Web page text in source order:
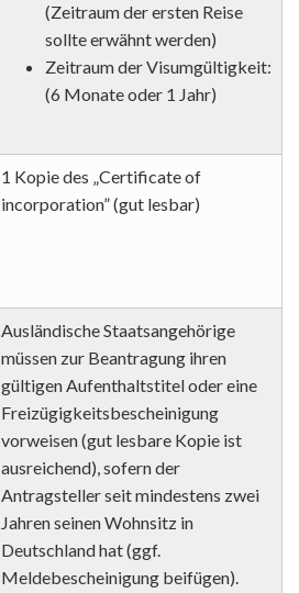
(Zeitraum der ersten Reise
sollte erwähnt werden)
Zeitraum der Visumgültigkeit:
(6 Monate oder 1 Jahr)
1 Kopie des „Certificate of
incorporation” (gut lesbar)
Ausländische Staatsangehörige
müssen zur Beantragung ihren
gültigen Aufenthaltstitel oder eine
Freizügigkeitsbescheinigung
vorweisen (gut lesbare Kopie ist
ausreichend), sofern der
Antragsteller seit mindestens zwei
Jahren seinen Wohnsitz in
Deutschland hat (ggf.
Meldebescheinigung beifügen).